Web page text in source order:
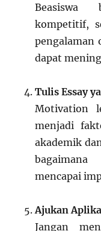
Beasiswa
kompetitif,
pengalaman
dapat
Tulis Essay
Motivation
menjadi
akademik
mencapai
Ajukan
Jangan